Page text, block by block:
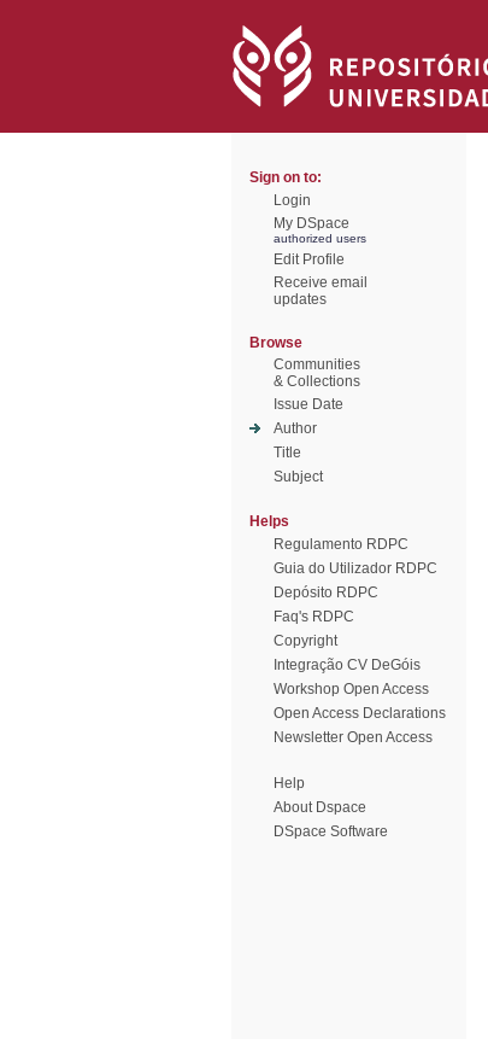
Sign on to:
Login
My DSpace
authorized users
Edit Profile
Receive email
updates
Browse
Communities
& Collections
Issue Date
Author
Title
Subject
Helps
Regulamento RDPC
Guia do Utilizador RDPC
Depósito RDPC
Faq's RDPC
Copyright
Integração CV DeGóis
Workshop Open Access
Open Access Declarations
Newsletter Open Access
Help
About Dspace
DSpace Software